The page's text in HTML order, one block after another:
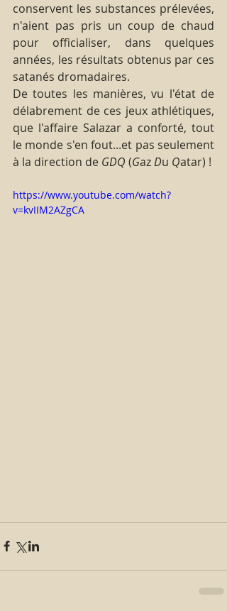
conservent les substances prélevées,
n'aient pas pris un coup de chaud
pour officialiser, dans quelques
années, les résultats obtenus par ces
satanés dromadaires.
De toutes les manières, vu l'état de
délabrement de ces jeux athlétiques,
que l'affaire Salazar a conforté, tout
le monde s'en fout...et pas seulement
à la direction de GDQ (Gaz Du Qatar) !
https://www.youtube.com/watch?
v=kvIIM2AZgCA